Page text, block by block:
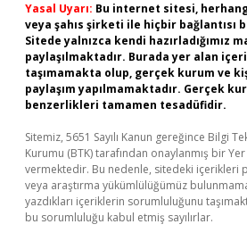
Yasal Uyarı: Bu internet sitesi,
veya şahıs şirketi ile hiçbir bağlantısı
Sitede yalnızca kendi hazırladığımız
paylaşılmaktadır. Burada yer alan
taşımamakta olup, gerçek kurum ve
paylaşım yapılmamaktadır. Gerçek
benzerlikleri tamamen tesadüfidir.
Sitemiz, 5651 Sayılı Kanun gereğince Bilgi
Kurumu (BTK) tarafından onaylanmış bir
vermektedir. Bu nedenle, sitedeki içerikleri
veya araştırma yükümlülüğümüz
yazdıkları içeriklerin sorumluluğunu
bu sorumluluğu kabul etmiş sayılırlar.